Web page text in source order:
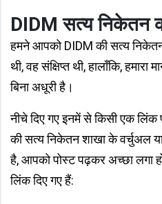
DIDM सत्य निकेतन
हमने आपको DIDM की सत्य निकेतन
थी, वह संक्षिप्त थी, हालाँकि, हमारा
बिना अधूरी है।
नीचे दिए गए इनमें से किसी एक
की सत्य निकेतन शाखा के वर्चुअल
है, आपको पोस्ट पढ़कर अच्छा लगा
लिंक दिए गए हैं: